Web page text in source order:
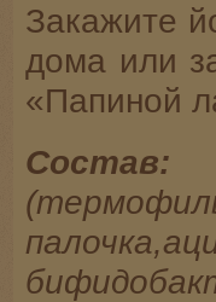
Закажите
дома или
«Папиной